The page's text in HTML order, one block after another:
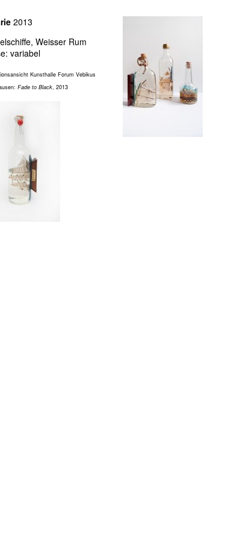
2013
Weisser Rum
variabel
Kunsthalle Forum Vebikus
Fade to Black, 2013